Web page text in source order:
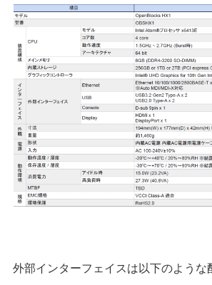
外部インターフェイスは以下のような